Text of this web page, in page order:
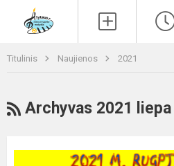
Titulinis Naujienos 2021
RSS
Archyvas 2021 liepa